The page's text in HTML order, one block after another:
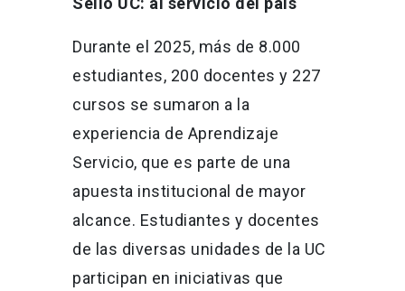
Durante el 2025, más de 8.000
estudiantes, 200 docentes y 227
cursos se sumaron a la
experiencia de Aprendizaje
Servicio, que es parte de una
apuesta institucional de mayor
alcance. Estudiantes y docentes
de las diversas unidades de la UC
participan en iniciativas que